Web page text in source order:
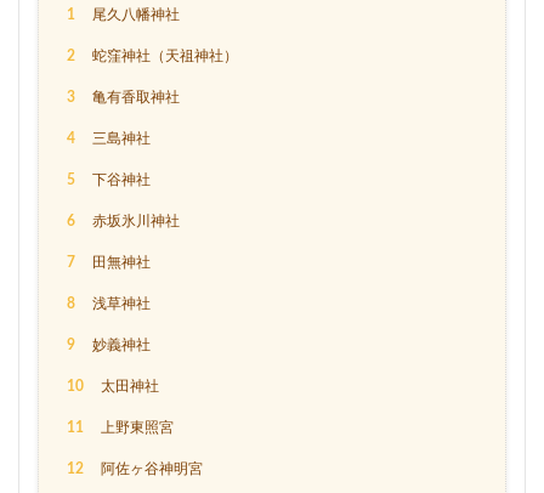
1 尾久八幡神社
2 蛇窪神社（天祖神社）
3 亀有香取神社
4 三島神社
5 下谷神社
6 赤坂氷川神社
7 田無神社
8 浅草神社
9 妙義神社
10 太田神社
11 上野東照宮
12 阿佐ヶ谷神明宮